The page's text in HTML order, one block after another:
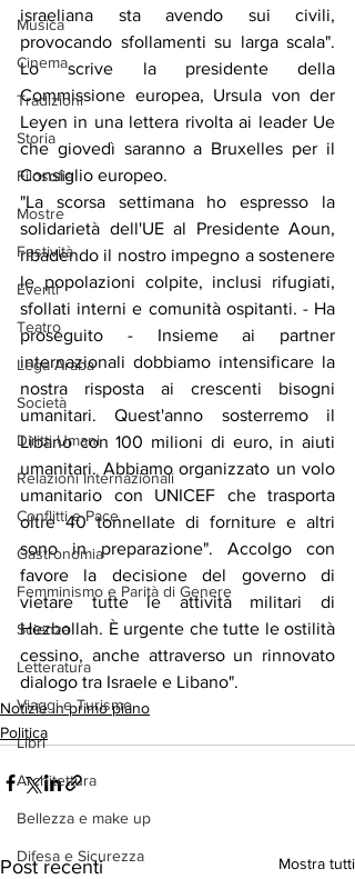
Musica
Cinema
Tradizioni
Storia
Filosofia
Mostre
Festività
Eventi
Teatro
Lega Araba
Società
Diritti Umani
Relazioni Internazionali
Conflitti e Pace
Gastronomia
Femminismo e Parità di Genere
Scienza
Letteratura
Viaggi e Turismo
Libri
Architettura
Bellezza e make up
Difesa e Sicurezza
israeliana sta avendo sui civili,
provocando sfollamenti su larga scala".
Lo scrive la presidente della
Commissione europea, Ursula von der
Leyen in una lettera rivolta ai leader Ue
che giovedì saranno a Bruxelles per il
Consiglio europeo.
"La scorsa settimana ho espresso la
solidarietà dell'UE al Presidente Aoun,
ribadendo il nostro impegno a sostenere
le popolazioni colpite, inclusi rifugiati,
sfollati interni e comunità ospitanti. - Ha
proseguito - Insieme ai partner
internazionali dobbiamo intensificare la
nostra risposta ai crescenti bisogni
umanitari. Quest'anno sosterremo il
Libano con 100 milioni di euro, in aiuti
umanitari. Abbiamo organizzato un volo
umanitario con UNICEF che trasporta
oltre 40 tonnellate di forniture e altri
sono in preparazione". Accolgo con
favore la decisione del governo di
vietare tutte le attività militari di
Hezbollah. È urgente che tutte le ostilità
cessino, anche attraverso un rinnovato
dialogo tra Israele e Libano".
Notizie in primo piano
Politica
Post recenti Mostra tutti